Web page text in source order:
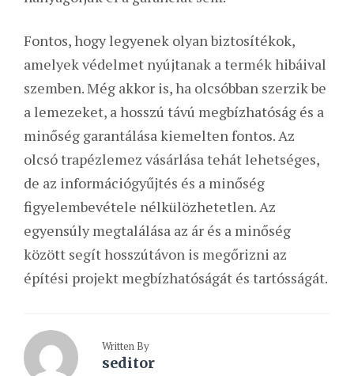
Fontos, hogy legyenek olyan biztosítékok,
amelyek védelmet nyújtanak a termék hibáival
szemben. Még akkor is, ha olcsóbban szerzik be
a lemezeket, a hosszú távú megbízhatóság és a
minőség garantálása kiemelten fontos. Az
olcsó trapézlemez vásárlása tehát lehetséges,
de az információgyűjtés és a minőség
figyelembevétele nélkülözhetetlen. Az
egyensúly megtalálása az ár és a minőség
között segít hosszútávon is megőrizni az
építési projekt megbízhatóságát és tartósságát.
Written By
seditor